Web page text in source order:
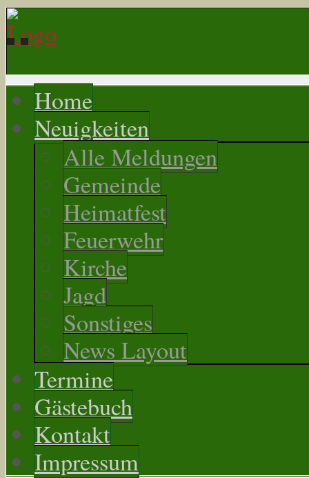
Home
Neuigkeiten
Alle Meldungen
Gemeinde
Heimatfest
Feuerwehr
Kirche
Jagd
Sonstiges
News Layout
Termine
Gästebuch
Kontakt
Impressum